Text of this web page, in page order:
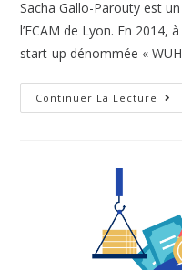
Sacha Gallo-Parouty est
l’ECAM de Lyon. En 2014,
start-up dénommée «
Continuer La Lecture